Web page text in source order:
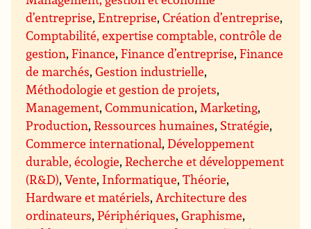
d’entreprise,Entreprise,Création d’entreprise,
Comptabilité, expertise comptable, contrôle de
gestion,Finance,Finance d’entreprise,Finance
de marchés,Gestion industrielle,
Méthodologie et gestion de projets,
Management,Communication, Marketing,
Production,Ressources humaines, Stratégie,
Commerce international,Développement
durable, écologie,Recherche et développement
(R&D),Vente, Informatique,Théorie,
Hardware et matériels, Architecture des
ordinateurs,Périphériques,Graphisme,